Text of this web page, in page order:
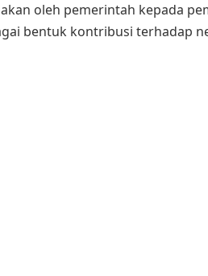
oleh pemerintah kepada
bentuk kontribusi terhadap